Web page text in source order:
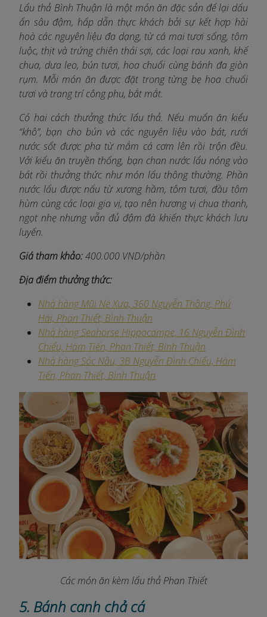
Lẩu thả Bình Thuận là một món ăn đặc sản để lại dấu
ấn sâu đậm, hấp dẫn thực khách bởi sự kết hợp hài
hoà các nguyên liệu đa dạng, từ cá mai tươi sống, tôm
luộc, thịt và trứng chiên thái sợi, các loại rau xanh, khế
chua, dưa leo, bún tươi, hoa chuối cùng bánh đa giòn
rụm. Mỗi món ăn được đặt trong từng bẹ hoa chuối
tươi và trang trí công phu, bắt mắt.
Có hai cách thưởng thức lẩu thả. Nếu muốn ăn kiểu
“khô”, bạn cho bún và các nguyên liệu vào bát, rưới
nước sốt được pha từ mắm cá cơm lên rồi trộn đều.
Với kiểu ăn truyền thống, bạn chan nước lẩu nóng vào
bát rồi thưởng thức như món lẩu thông thường. Phần
nước lẩu được nấu từ xương hầm, tôm tươi, đầu tôm
hùm cùng các loại gia vị, tạo nên hương vị chua thanh,
ngọt nhẹ nhưng vẫn đủ đậm đà khiến thực khách lưu
luyến.
Giá tham khảo:400.000 VND/phần
Địa điểm thưởng thức:
Nhà hàng Mũi Né Xưa, 360 Nguyễn Thông, Phú
Hài, Phan Thiết, Bình Thuận
Nhà hàng Seahorse Hippocampe, 16 Nguyễn Đình
Chiểu, Hàm Tiến, Phan Thiết, Bình Thuận
Nhà hàng Sóc Nâu, 3B Nguyễn Đình Chiểu, Hàm
Tiến, Phan Thiết, Bình Thuận
Các món ăn kèm lẩu thả Phan Thiết
5. Bánh canh chả cá